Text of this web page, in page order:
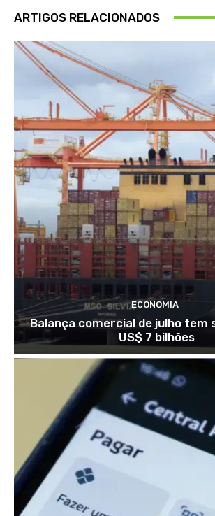
ARTIGOS RELACIONADOS
ECONOMIA
Balança comercial de julho tem
US$ 7 bilhões